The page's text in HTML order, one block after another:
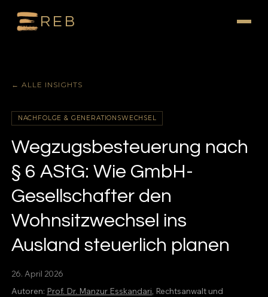
REB
← ALLE INSIGHTS
NACHFOLGE & GENERATIONSWECHSEL
Wegzugsbesteuerung nach
§ 6 AStG: Wie GmbH-
Gesellschafter den
Wohnsitzwechsel ins
Ausland steuerlich planen
26. April 2026
Autoren: Prof. Dr. Manzur Esskandari, Rechtsanwalt und